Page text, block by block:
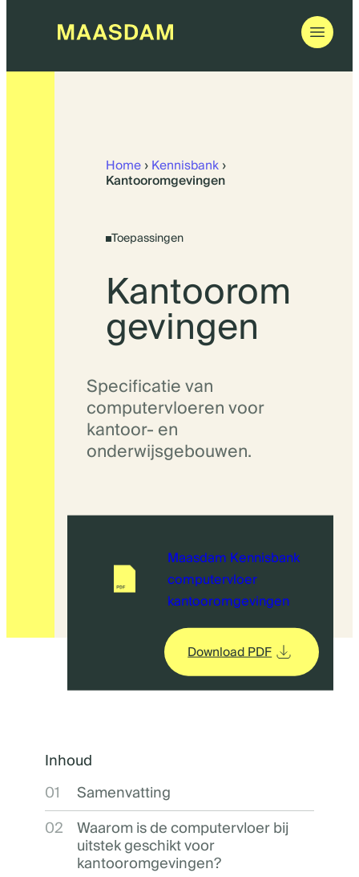
Home›Kennisbank›
Kantooromgevingen
Toepassingen
Kantoorom
gevingen
Specificatie van
computervloeren voor
kantoor- en
onderwijsgebouwen.
Maasdam Kennisbank
computervloer
kantooromgevingen
Download PDF
Inhoud
01
Samenvatting
02 Waarom is de computervloer bij
uitstek geschikt voor
kantooromgevingen?